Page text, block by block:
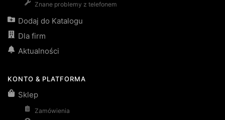
Znane problemy z telefonem
Dodaj do Katalogu
Dla firm
Aktualności
KONTO & PLATFORMA
Sklep
Zamówienia